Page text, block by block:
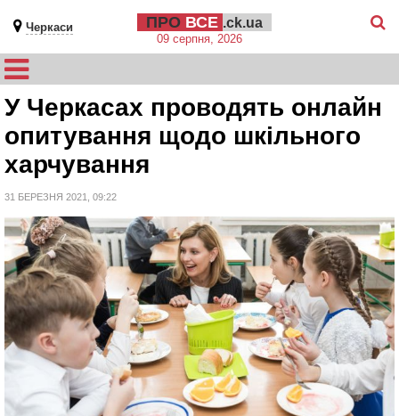
Черкаси ПРО ВСЕ .ck.ua
09 серпня, 2026
У Черкасах проводять онлайн
опитування щодо шкільного
харчування
31 БЕРЕЗНЯ 2021, 09:22